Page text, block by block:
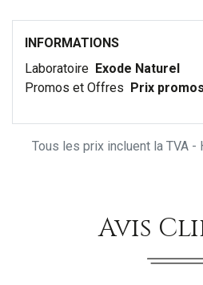
INFORMATIONS
Laboratoire Exode Naturel
Promos et Offres
Prix
Tous les prix incluent la TVA
Avis